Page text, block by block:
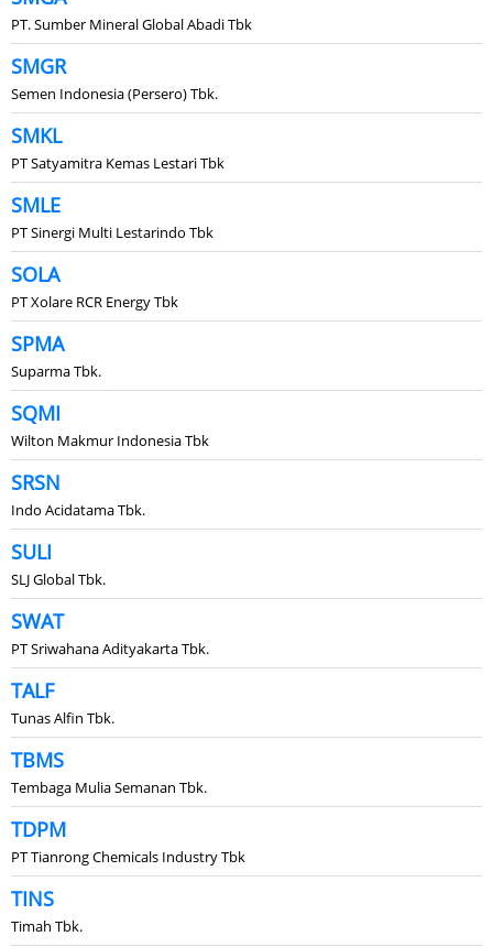
PT. Sumber Mineral Global Abadi Tbk
SMGR
Semen Indonesia (Persero) Tbk.
SMKL
PT Satyamitra Kemas Lestari Tbk
SMLE
PT Sinergi Multi Lestarindo Tbk
SOLA
PT Xolare RCR Energy Tbk
SPMA
Suparma Tbk.
SQMI
Wilton Makmur Indonesia Tbk
SRSN
Indo Acidatama Tbk.
SULI
SLJ Global Tbk.
SWAT
PT Sriwahana Adityakarta Tbk.
TALF
Tunas Alfin Tbk.
TBMS
Tembaga Mulia Semanan Tbk.
TDPM
PT Tianrong Chemicals Industry Tbk
TINS
Timah Tbk.